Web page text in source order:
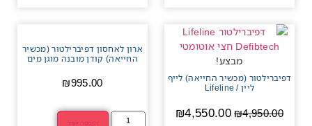
מבצע!
דפיברילטור (מכשיר החייאה) לייף
ליין / Lifeline
₪4,950.00
₪4,550.00
ארון לאחסון דפיברילטור (מכשיר
החייאה) קודן מובנה מוגן מים
₪995.00
הוספה לסל